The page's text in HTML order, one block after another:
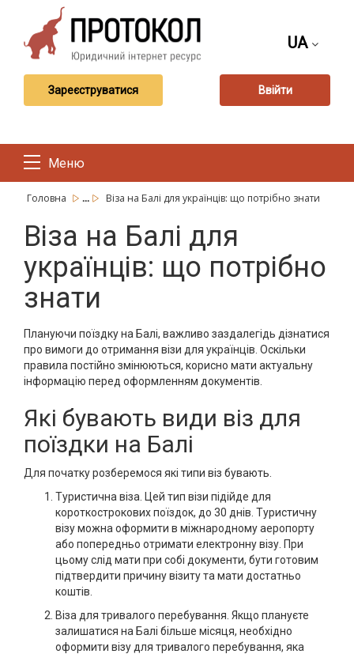
UA
Зареєструватися Ввійти
Меню
Головна ... Віза на Балі для українців: що потрібно знати
Віза на Балі для
українців: що потрібно
знати
Плануючи поїздку на Балі, важливо заздалегідь дізнатися
про вимоги до отримання візи для українців. Оскільки
правила постійно змінюються, корисно мати актуальну
інформацію перед оформленням документів.
Які бувають види віз для
поїздки на Балі
Для початку розберемося які типи віз бувають.
Туристична віза. Цей тип візи підійде для
короткострокових поїздок, до 30 днів. Туристичну
візу можна оформити в міжнародному аеропорту
або попередньо отримати електронну візу. При
цьому слід мати при собі документи, бути готовим
підтвердити причину візиту та мати достатньо
коштів.
Віза для тривалого перебування. Якщо плануєте
залишатися на Балі більше місяця, необхідно
оформити візу для тривалого перебування, яка